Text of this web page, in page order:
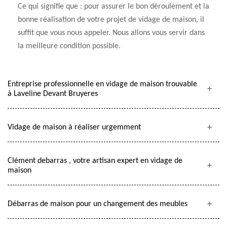
Ce qui signifie que : pour assurer le bon déroulement et la
bonne réalisation de votre projet de vidage de maison, il
suffit que vous nous appeler. Nous allons vous servir dans
la meilleure condition possible.
Entreprise professionnelle en vidage de maison trouvable
à Laveline Devant Bruyeres
Vidage de maison à réaliser urgemment
Clément debarras , votre artisan expert en vidage de
maison
Débarras de maison pour un changement des meubles